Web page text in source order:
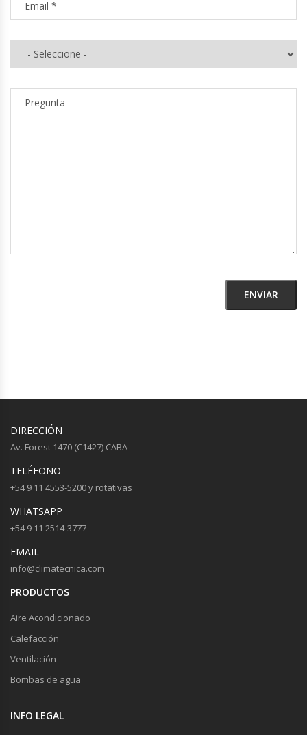
DIRECCIÓN
Av. Forest 1470 (C1427) CABA
TELÉFONO
+54 9 11 4553-5200 y rotativas
WHATSAPP
+54 9 11 2514-3777
EMAIL
info@climatecnica.com
PRODUCTOS
Aire Acondicionado
Calefacción
Ventilación
Bombas de agua
INFO LEGAL